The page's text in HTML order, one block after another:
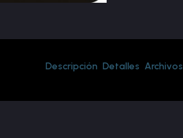
Descripción Detalles Archivos